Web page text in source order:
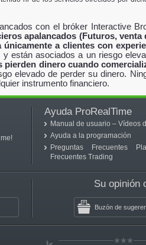
con el bróker Interactive
apalancados (Futuros, venta
a clientes con
están asociados a un riesgo
dinero cuando
elevado de perder su dinero.
instrumento financiero.
Ayuda ProRealTime
Manual de usuario – Vídeos
Ayuda a la programación
Preguntas Frecuentes
Frecuentes Trading
Su opinión
Buzón de